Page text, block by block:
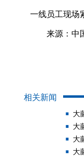
一线员工现场
来源：中国
相关新闻
大
大
大
大